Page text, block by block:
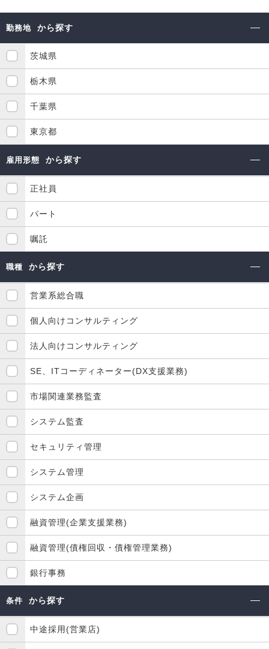
勤務地 から探す
茨城県
栃木県
千葉県
東京都
雇用形態 から探す
正社員
パート
嘱託
職種 から探す
営業系総合職
個人向けコンサルティング
法人向けコンサルティング
SE、ITコーディネーター(DX支援業務)
市場関連業務監査
システム監査
セキュリティ管理
システム管理
システム企画
融資管理(企業支援業務)
融資管理(債権回収・債権管理業務)
銀行事務
条件 から探す
中途採用(営業店)